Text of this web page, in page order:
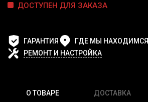
ДОСТУПЕН ДЛЯ ЗАКАЗА
ГАРАНТИЯ
ГДЕ МЫ НАХОДИМСЯ
РЕМОНТ И НАСТРОЙКА
О ТОВАРЕ ДОСТАВКА